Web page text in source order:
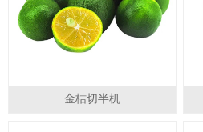
金桔切半机
ZL2021 2 1427894.4
ZL2021 1 0711940.1
专利产品，仿冒必究！